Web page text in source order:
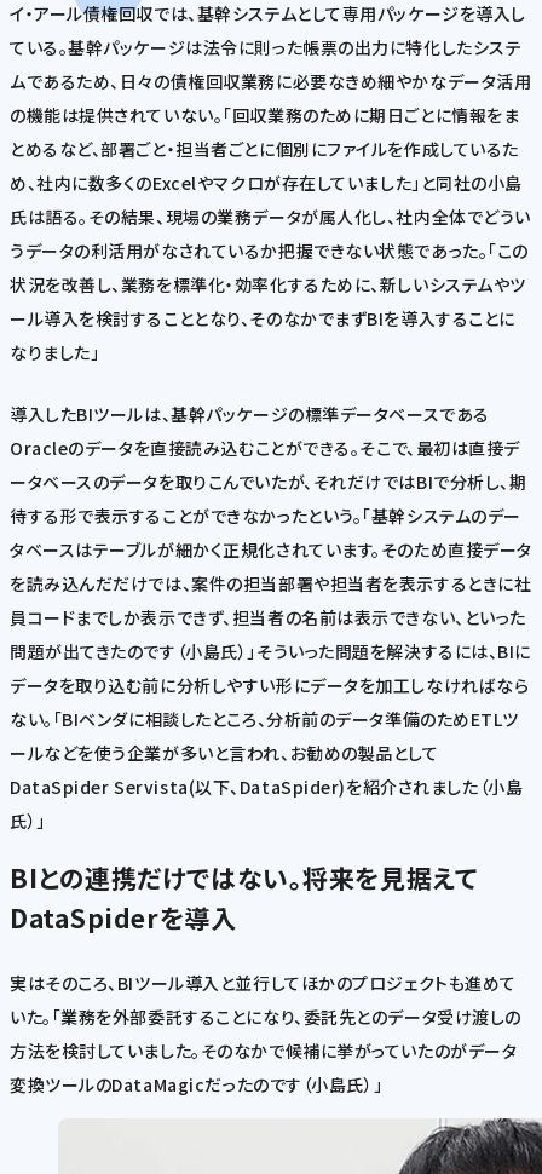
イ・アール債権回収では、基幹システムとして専用パッケージを導入し
ている。基幹パッケージは法令に則った帳票の出力に特化したシステ
ムであるため、日々の債権回収業務に必要なきめ細やかなデータ活用
の機能は提供されていない。「回収業務のために期日ごとに情報をま
とめるなど、部署ごと・担当者ごとに個別にファイルを作成しているた
め、社内に数多くのExcelやマクロが存在していました」と同社の小島
氏は語る。その結果、現場の業務データが属人化し、社内全体でどうい
うデータの利活用がなされているか把握できない状態であった。「この
状況を改善し、業務を標準化・効率化するために、新しいシステムやツ
ール導入を検討することとなり、そのなかでまずBIを導入することに
なりました」
導入したBIツールは、基幹パッケージの標準データベースである
Oracleのデータを直接読み込むことができる。そこで、最初は直接デ
ータベースのデータを取りこんでいたが、それだけではBIで分析し、期
待する形で表示することができなかったという。「基幹システムのデー
タベースはテーブルが細かく正規化されています。そのため直接データ
を読み込んだだけでは、案件の担当部署や担当者を表示するときに社
員コードまでしか表示できず、担当者の名前は表示できない、といった
問題が出てきたのです（小島氏）」そういった問題を解決するには、BIに
データを取り込む前に分析しやすい形にデータを加工しなければなら
ない。「BIベンダに相談したところ、分析前のデータ準備のためETLツ
ールなどを使う企業が多いと言われ、お勧めの製品として
DataSpider Servista(以下、DataSpider)を紹介されました（小島
氏）」
BIとの連携だけではない。将来を見据えて
DataSpiderを導入
実はそのころ、BIツール導入と並行してほかのプロジェクトも進めて
いた。「業務を外部委託することになり、委託先とのデータ受け渡しの
方法を検討していました。そのなかで候補に挙がっていたのがデータ
変換ツールのDataMagicだったのです（小島氏）」